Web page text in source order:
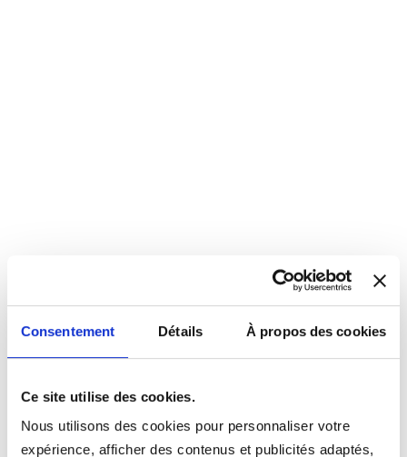
Consentement Détails À propos des cookies
Ce site utilise des cookies.
Nous utilisons des cookies pour personnaliser votre
expérience, afficher des contenus et publicités adaptés,